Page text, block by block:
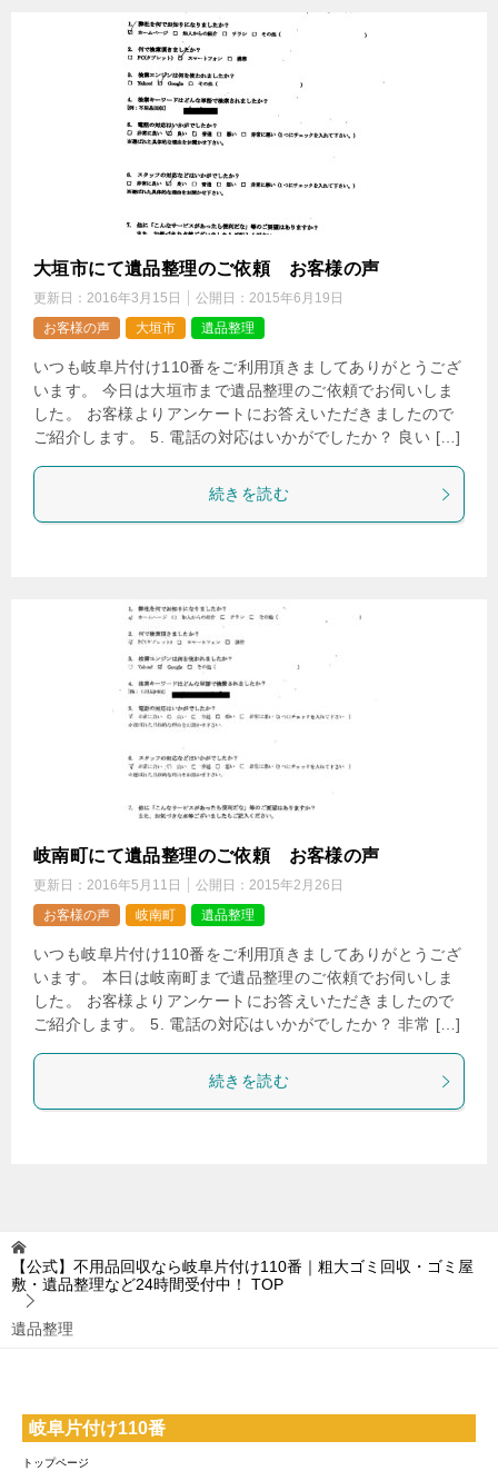
大垣市にて遺品整理のご依頼 お客様の声
更新日： 2016年3月15日 公開日： 2015年6月19日
お客様の声
大垣市 遺品整理
いつも岐阜片付け110番をご利用頂きましてありがとうござ
います。 今日は大垣市まで遺品整理のご依頼でお伺いしま
した。 お客様よりアンケートにお答えいただきましたので
ご紹介します。 5. 電話の対応はいかがでしたか？ 良い […]
続きを読む
岐南町にて遺品整理のご依頼 お客様の声
更新日： 2016年5月11日 公開日： 2015年2月26日
お客様の声
岐南町 遺品整理
いつも岐阜片付け110番をご利用頂きましてありがとうござ
います。 本日は岐南町まで遺品整理のご依頼でお伺いしま
した。 お客様よりアンケートにお答えいただきましたので
ご紹介します。 5. 電話の対応はいかがでしたか？ 非常 […]
続きを読む
【公式】不用品回収なら岐阜片付け110番｜粗大ゴミ回収・ゴミ屋
敷・遺品整理など24時間受付中！
TOP
遺品整理
岐阜片付け110番
トップページ